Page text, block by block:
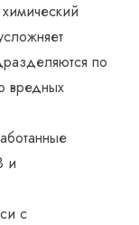
по
вредных
и
с